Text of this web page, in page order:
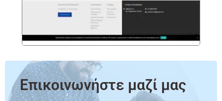
Επικοινωνήστε μαζί μας